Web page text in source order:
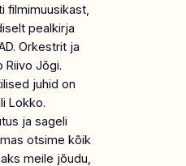
filmimuusikast,
pealkirja
Orkestrit ja
Riivo Jõgi.
juhid on
Lokko.
ja sageli
otsime kõik
meile jõudu,